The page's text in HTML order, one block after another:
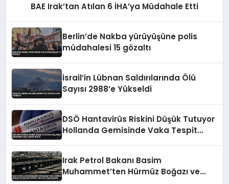
BAE Irak’tan Atılan 6 İHA’ya Müdahale Etti
Berlin’de Nakba yürüyüşüne polis
müdahalesi 15 gözaltı
İsrail’in Lübnan Saldırılarında Ölü
Sayısı 2988’e Yükseldi
DSÖ Hantavirüs Riskini Düşük Tutuyor
Hollanda Gemisinde Vaka Tespit
Irak Petrol Bakanı Basim
Muhammet’ten Hürmüz Boğazı ve